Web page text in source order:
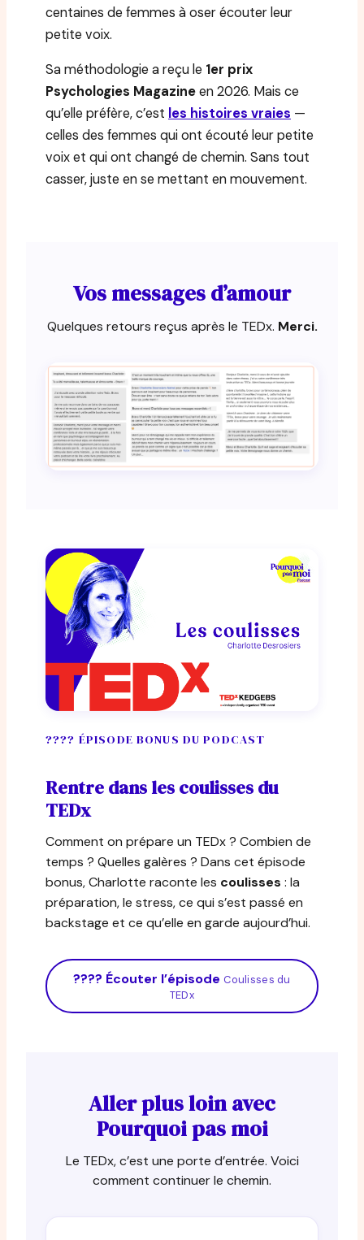
centaines de femmes à oser écouter leur
petite voix.
Sa méthodologie a reçu le 1er prix
Psychologies Magazineen 2026. Mais ce
qu’elle préfère, c’est les histoires vraies —
celles des femmes qui ont écouté leur petite
voix et qui ont changé de chemin. Sans tout
casser, juste en se mettant en mouvement.
Vos messages d’amour
Quelques retours reçus après le TEDx. Merci.
???? ÉPISODE BONUS DU PODCAST
Rentre dans les coulisses du
TEDx
Comment on prépare un TEDx ? Combien de
temps ? Quelles galères ? Dans cet épisode
bonus, Charlotte raconte les coulisses : la
préparation, le stress, ce qui s’est passé en
backstage et ce qu’elle en garde aujourd’hui.
???? Écouter l’épisode Coulisses du
TEDx
Aller plus loin avec
Pourquoi pas moi
Le TEDx, c’est une porte d’entrée. Voici
comment continuer le chemin.